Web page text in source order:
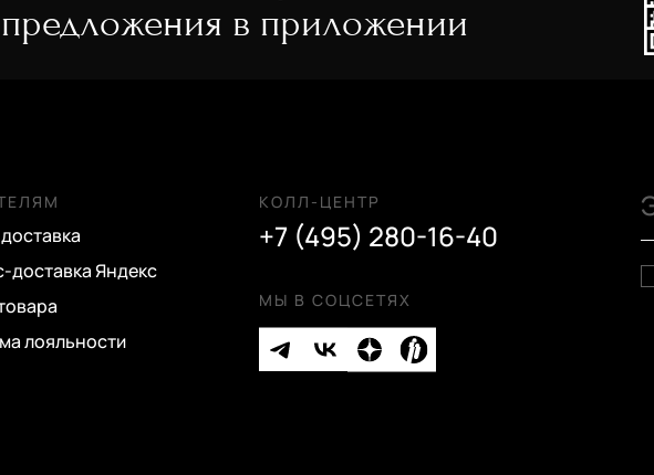
предложения в приложении
доставка Яндекс
лояльности
КОЛЛ-ЦЕНТР
+7 (495) 280-16-40
МЫ В СОЦСЕТЯХ